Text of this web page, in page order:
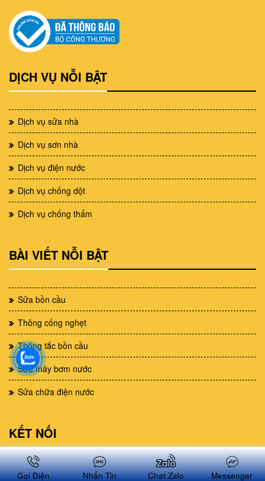
DỊCH VỤ NỖI BẬT
Dịch vụ sửa nhà
Dịch vụ sơn nhà
Dịch vụ điện nước
Dịch vụ chống dột
Dịch vụ chống thấm
BÀI VIẾT NỖI BẬT
Sửa bồn cầu
Thông cống nghẹt
Thông tắc bồn cầu
Sửa máy bơm nước
Sửa chữa điện nước
KẾT NỐI
Twitter
Gọi Điện Nhắn Tin Chat Zalo Messenger